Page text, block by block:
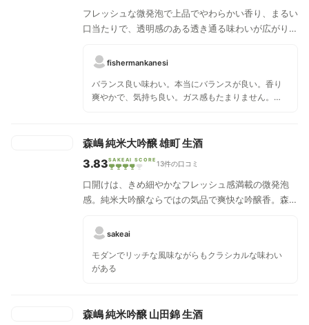
フレッシュな微発泡で上品でやわらかい香り、まるい
口当たりで、透明感のある透き通る味わいが広がり、
っかりドライで、キレの良さも感じられます。みずみ
一杯は、一緒に食べるそれぞれの食材が持つ奥深さを
引き出してくれます。
fishermankanesi
バランス良い味わい。本当にバランスが良い。香り
爽やかで、気持ち良い。ガス感もたまりません。
森嶋 純米大吟醸 雄町 生酒
3.83SAKEAI SCORE 13件の口コミ
口開けは、きめ細やかなフレッシュ感満載の微発泡
感。純米大吟醸ならではの気品で爽快な吟醸香。森嶋
りと雄町米のふっくらとした甘みを伴ったボリューム
味で食中酒にも抜群の一本。温度帯の変化で味わいの
バリエーションが広がる。
sakeai
モダンでリッチな風味ながらもクラシカルな味わい
がある
森嶋 純米吟醸 山田錦 生酒